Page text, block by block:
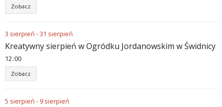
Zobacz
3 sierpień -31 sierpień
Kreatywny sierpień w Ogródku Jordanowskim w Świdnicy
12:00
Zobacz
5 sierpień - 9 sierpień